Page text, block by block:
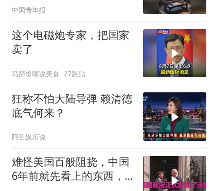
中国青年报
这个电磁炮专家，把国家
卖了
马蹄烫嘴说美食 27跟贴
狂称不怕大陆导弹 赖清德
底气何来？
阿芒娱乐说
难怪美国百般阻挠，中国
6年前就先看上的东西，